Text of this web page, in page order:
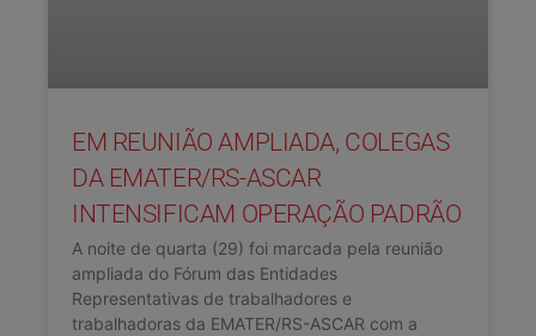
EM REUNIÃO AMPLIADA, COLEGAS
DA EMATER/RS-ASCAR
INTENSIFICAM OPERAÇÃO PADRÃO
A noite de quarta (29) foi marcada pela reunião
ampliada do Fórum das Entidades
Representativas de trabalhadores e
trabalhadoras da EMATER/RS-ASCAR com a